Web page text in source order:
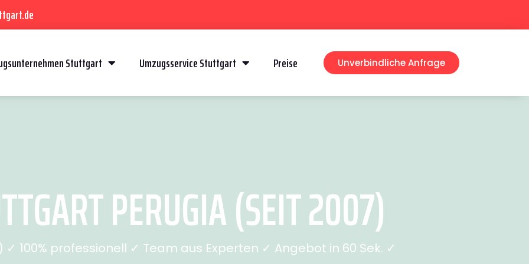
Stuttgart Umzugsservice Stuttgart Preise Unverbindliche Anfrage
PERUGIA (SEIT 2007)
100% professionell ✓ Team aus Experten ✓ Angebot in 60 Sek. ✓